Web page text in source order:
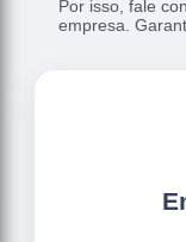
Por isso, fale
empresa.